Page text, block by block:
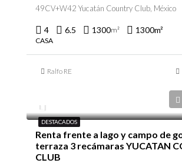
49CV+W42 Yucatán Country Club, México
4 6.5 1300m² 1300m²
CASA
Ralfo RE
DESTACADOS
Renta frente a lago y campo de
terraza 3 recámaras YUCATAN
CLUB